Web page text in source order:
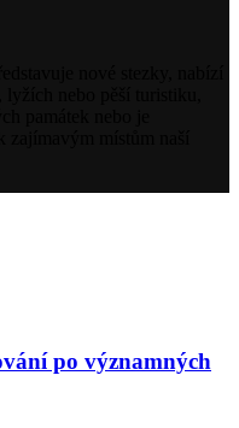
po významných